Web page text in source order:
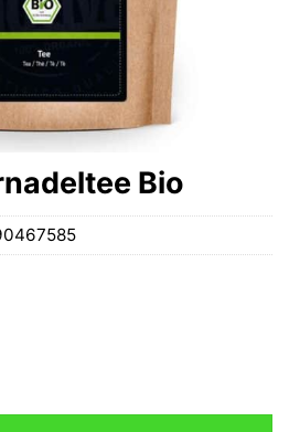
Bio